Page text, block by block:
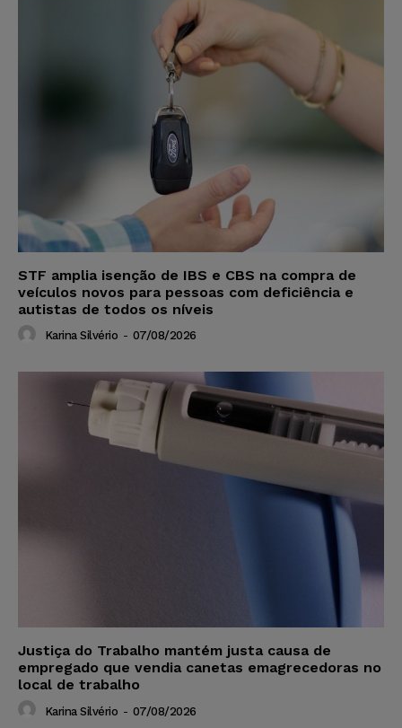
STF amplia isenção de IBS e CBS na compra de
veículos novos para pessoas com deficiência e
autistas de todos os níveis
Karina Silvério - 07/08/2026
Justiça do Trabalho mantém justa causa de
empregado que vendia canetas emagrecedoras no
local de trabalho
Karina Silvério - 07/08/2026